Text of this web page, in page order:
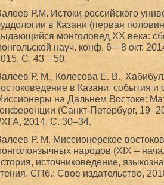
Р.М. Истоки российского
в Казани (первая
монголовед ХХ века:
науч. конф. 6—8 окт.
С. 43—50.
Р. М., Колесова Е. В.,
в Казани: события
на Дальнем Востоке:
(Санкт-Петербург,
2014. С. 30–34.
Р. М. Миссионерское
народов (XIX –
источниковедение,
СПб.: Свое издательство,